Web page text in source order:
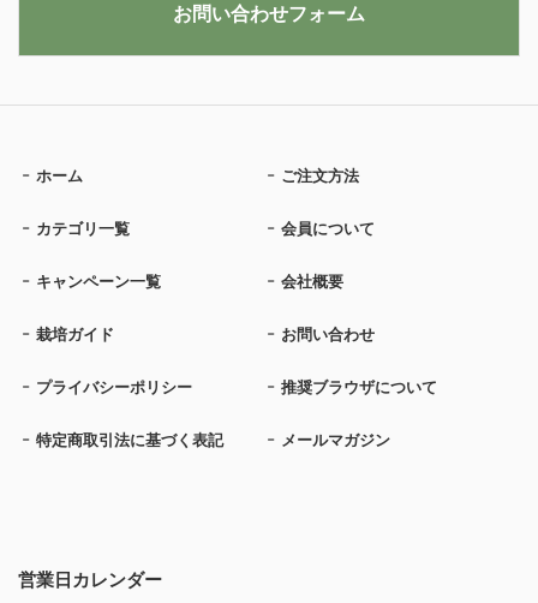
営業日カレンダー
ホーム ご注文方法
カテゴリ一覧 会員について
キャンペーン一覧 会社概要
栽培ガイド お問い合わせ
プライバシーポリシー 推奨ブラウザについて
特定商取引法に基づく表記 メールマガジン
お問い合わせフォーム